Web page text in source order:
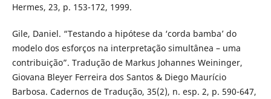
Hermes, 23, p. 153-172, 1999.
Gile, Daniel. “Testando a hipótese da ‘corda bamba’ do
modelo dos esforços na interpretação simultânea – uma
contribuição”. Tradução de Markus Johannes Weininger,
Giovana Bleyer Ferreira dos Santos & Diego Maurício
Barbosa. Cadernos de Tradução, 35(2), n. esp. 2, p. 590-647,